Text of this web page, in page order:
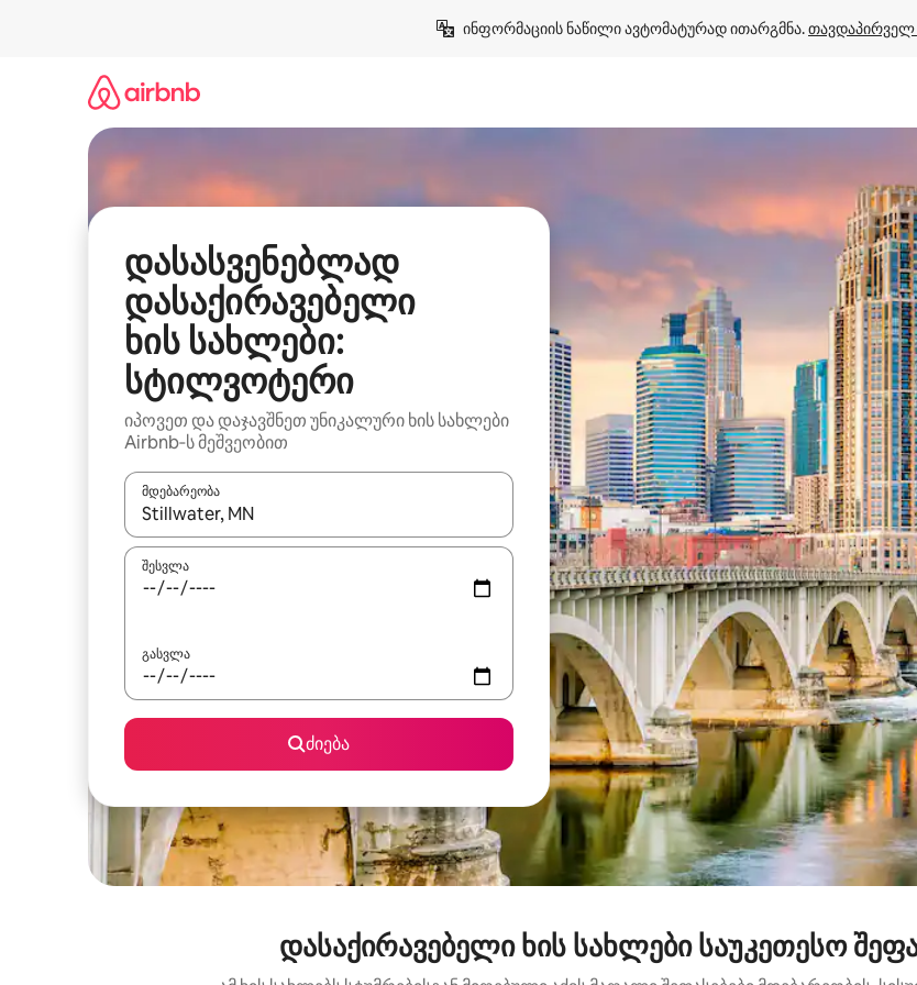
ინფორმაციის ნაწილი ავტომატურად ითარგმნა. თავდაპირველ
დასასვენებლად
დასაქირავებელი
ხის სახლები:
სტილვოტერი
იპოვეთ და დაჯავშნეთ უნიკალური ხის სახლები
Airbnb‑ს მეშვეობით
მდებარეობა
როცა შედეგები ხელმისაწვდომი გახდება, ნავიგაციისთვის გამოიყენეთ კლავიშები ზემოთ/ქვემოთ
შესვლა
გასვლა
ძიება
დასაქირავებელი ხის სახლები საუკეთესო